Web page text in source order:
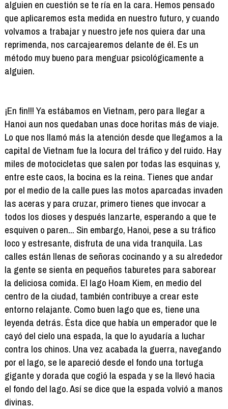
alguien en cuestión se te ría en la cara. Hemos pensado
que aplicaremos esta medida en nuestro futuro, y cuando
volvamos a trabajar y nuestro jefe nos quiera dar una
reprimenda, nos carcajearemos delante de él. Es un
método muy bueno para menguar psicológicamente a
alguien.
¡En fin!!! Ya estábamos en Vietnam, pero para llegar a
Hanoi aun nos quedaban unas doce horitas más de viaje.
Lo que nos llamó más la atención desde que llegamos a la
capital de Vietnam fue la locura del tráfico y del ruido. Hay
miles de motocicletas que salen por todas las esquinas y,
entre este caos, la bocina es la reina. Tienes que andar
por el medio de la calle pues las motos aparcadas invaden
las aceras y para cruzar, primero tienes que invocar a
todos los dioses y después lanzarte, esperando a que te
esquiven o paren... Sin embargo, Hanoi, pese a su tráfico
loco y estresante, disfruta de una vida tranquila. Las
calles están llenas de señoras cocinando y a su alrededor
la gente se sienta en pequeños taburetes para saborear
la deliciosa comida. El lago Hoam Kiem, en medio del
centro de la ciudad, también contribuye a crear este
entorno relajante. Como buen lago que es, tiene una
leyenda detrás. Ésta dice que había un emperador que le
cayó del cielo una espada, la que lo ayudaría a luchar
contra los chinos. Una vez acabada la guerra, navegando
por el lago, se le apareció desde el fondo una tortuga
gigante y dorada que cogió la espada y se la llevó hacia
el fondo del lago. Así se dice que la espada volvió a manos
divinas.